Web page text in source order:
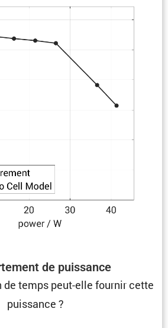
de puissance
de temps peut-elle fournir cette
puissance ?